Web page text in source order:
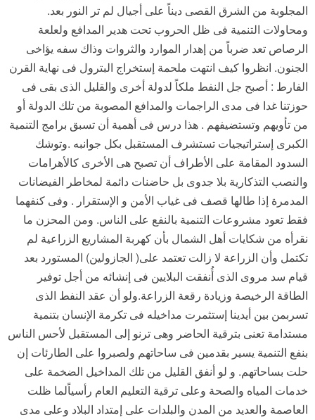
المجلوبة من الشرق القصى ديناً على أجيال لم تر النور بعد.
ومحاولات التنمية فى ظل الحروب تحت هدير المدافع ولعلعة
الرصاص تعد ضرباً من إهدار الموارد والثروات وذاك سفه يؤاخى
الجنون. انظروا كيف انتهت ملحمة إستخراج البترول فى نهاية القرن
الفارط : أصبح جل النفط ملكاً لدولة أخرى والقليل الذى بقى فى
حوزتنا غدا فى مدى الراجمات والمدافع المصوبة من تلك الدولة أو
من تأويهم وتستضيفهم . هذا درس فى أهمية أن تسبق برامج التنمية
الكبرى إستراتيجيات تستشرف المستقبل بكل جوانبه .وتوشك
السدود المقامة على الأطراف أن تصبح هى الأخرى كالأهرامات
والنصب التذكارية بلا جدوى بل حاضنات دائمة لمخاطر الفيضانات
المدمرة إذا طالها قصف فى غياب الأمن و الإستقرار . وفى كنفهما
فقط تعود مشروعات التنمية بالنفع على الناس. ومن المحزن ما
نقرأه من شكايات أهل الشمال بأن كهربة المشاريع الزراعية لم
تكتمل وأن الزراعة لا زالت تعتمد على( الجازولين) المستورد بعد
قيام سد مروى الذى أُنفقت البلايين فى إنشائه من أجل توفير
الطاقة الرخيصة وزيادة رقعة الزراعة.ولو أن عقد النفط الذى
تسربمن بين أيدينا إستثمرت مداخيله فى تكرمة الإنسان بتنمية
مستدامة تعنى بترقية الحاضر وهى ترنو إلى المستقبل لأحس الناس
بنفع التنمية يسير بقدمين فى ساحاتهم ولصبروا على الطارئات إن
حلت بساحاتهم. و لو أنفق القليل من تلك المداخيل الضخمة على
خدمات المياه والصحة وعلى ترقية التعليم العام رأسياًلما ظلت
العاصمة والعديد من المدن والبلدات على إمتداد البلاد وعلى مدى